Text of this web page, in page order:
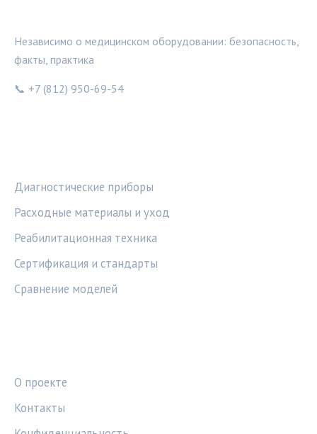
Независимо о медицинском оборудовании: безопасность,
факты, практика
📞 +7 (812) 950-69-54
Диагностические приборы
Расходные материалы и уход
Реабилитационная техника
Сертификация и стандарты
Сравнение моделей
О проекте
Контакты